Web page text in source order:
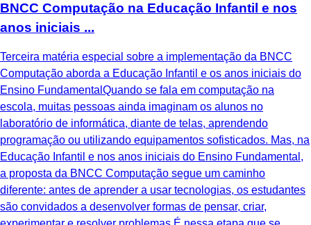
BNCC Computação na Educação Infantil e nos
anos iniciais ...
Terceira matéria especial sobre a implementação da BNCC
Computação aborda a Educação Infantil e os anos iniciais do
Ensino FundamentalQuando se fala em computação na
escola, muitas pessoas ainda imaginam os alunos no
laboratório de informática, diante de telas, aprendendo
programação ou utilizando equipamentos sofisticados. Mas, na
Educação Infantil e nos anos iniciais do Ensino Fundamental,
a proposta da BNCC Computação segue um caminho
diferente: antes de aprender a usar tecnologias, os estudantes
são convidados a desenvolver formas de pensar, criar,